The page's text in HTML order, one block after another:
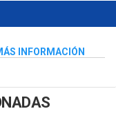
INFORMACIÓN